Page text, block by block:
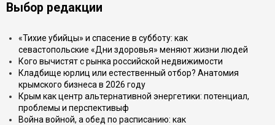
Выбор редакции
«Тихие убийцы» и спасение в субботу: как
севастопольские «Дни здоровья» меняют жизни людей
Кого вычистят с рынка российской недвижимости
Кладбище юрлиц или естественный отбор? Анатомия
крымского бизнеса в 2026 году
Крым как центр альтернативной энергетики: потенциал,
проблемы и перспективыф
Война войной, а обед по расписанию: как